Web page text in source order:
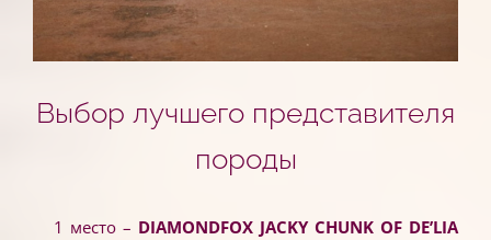
Выбор лучшего представителя
породы
1 место – DIAMONDFOX JACKY CHUNK OF DE’LIA